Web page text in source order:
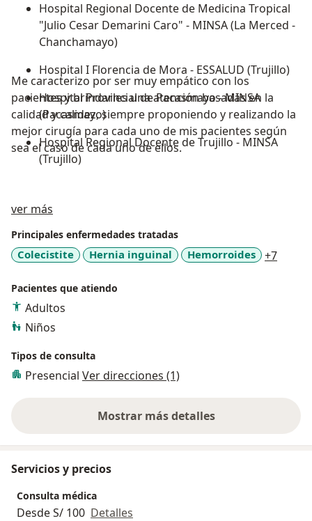
Hospital Regional Docente de Medicina Tropical
"Julio Cesar Demarini Caro" - MINSA (La Merced -
Chanchamayo)
Hospital I Florencia de Mora - ESSALUD (Trujillo)
Hospital Provincial de Pacasmayo - MINSA
(Pacasmayo)
Hospital Regional Docente de Trujillo - MINSA
(Trujillo)
Me caracterizo por ser muy empático con los
pacientes y brindarles una atención basadas en la
calidad y calidez, siempre proponiendo y realizando la
mejor cirugía para cada uno de mis pacientes según
sea el caso de cada uno de ellos.
ver más
Principales enfermedades tratadas
Colecistite Hernia inguinal Hemorroides +7
Pacientes que atiendo
Adultos
Niños
Tipos de consulta
Presencial Ver direcciones (1)
Mostrar más detalles
sobre la experiencia
Servicios y precios
Consulta médica
Desde S/ 100 Detalles